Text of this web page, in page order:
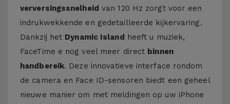
verversingssnelheid van 120 Hz zorgt voor een
indrukwekkende en gedetailleerde kijkervaring.
Dankzij het Dynamic Island heeft u muziek,
FaceTime e nog veel meer direct binnen
handbereik. Deze innovatieve interface rondom
de camera en Face ID-sensoren biedt een geheel
nieuwe manier om met meldingen op uw iPhone